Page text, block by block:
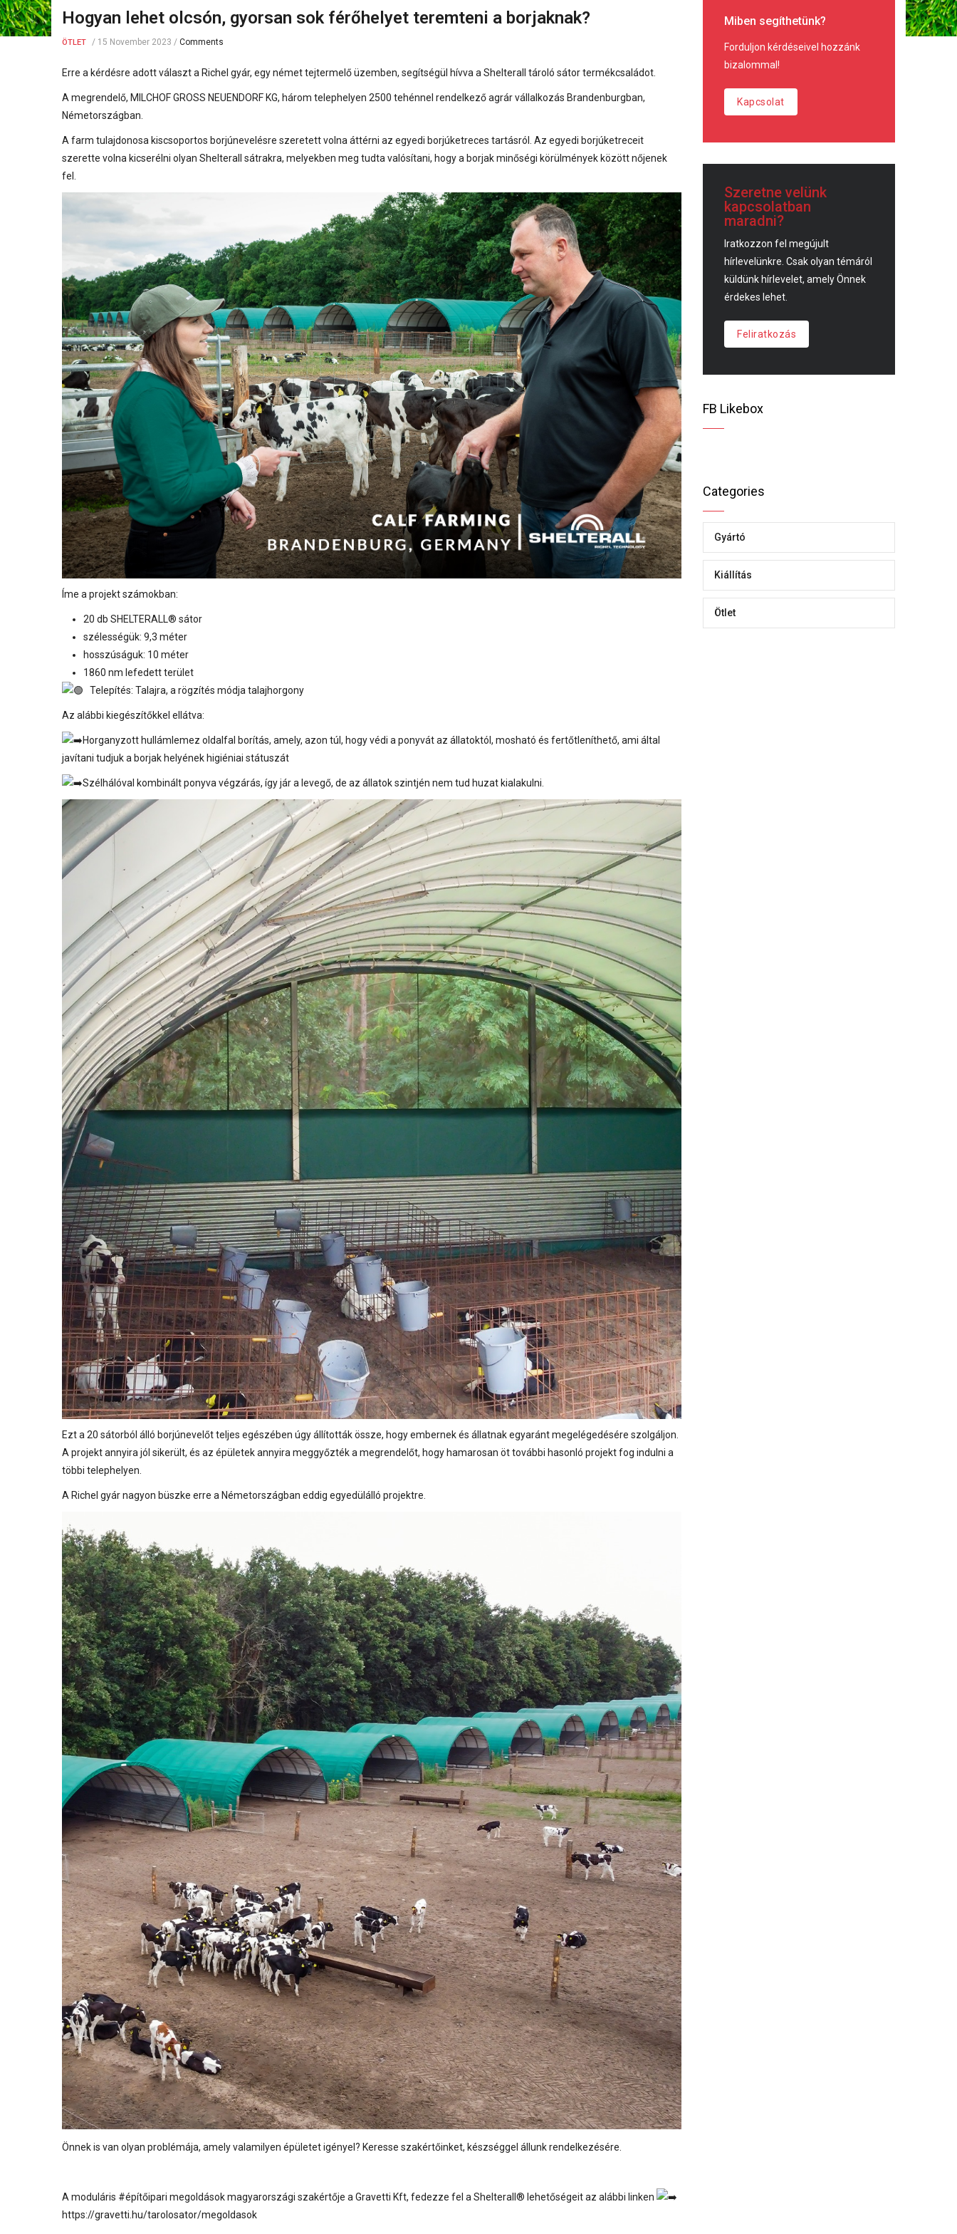
Hogyan lehet olcsón, gyorsan sok férőhelyet teremteni a borjaknak?
ÖTLET / 15 November 2023 / Comments
Erre a kérdésre adott választ a Richel gyár, egy német tejtermelő üzemben, segítségül hívva a Shelterall tároló sátor termékcsaládot.
A megrendelő, MILCHOF GROSS NEUENDORF KG, három telephelyen 2500 tehénnel rendelkező agrár vállalkozás Brandenburgban,
Németországban.
A farm tulajdonosa kiscsoportos borjúnevelésre szeretett volna áttérni az egyedi borjúketreces tartásról. Az egyedi borjúketreceit
szerette volna kicserélni olyan Shelterall sátrakra, melyekben meg tudta valósítani, hogy a borjak minőségi körülmények között nőjenek
fel.
Íme a projekt számokban:
20 db SHELTERALL® sátor
szélességük: 9,3 méter
hosszúságuk: 10 méter
1860 nm lefedett terület
Telepítés: Talajra, a rögzítés módja talajhorgony
Az alábbi kiegészítőkkel ellátva:
Horganyzott hullámlemez oldalfal borítás, amely, azon túl, hogy védi a ponyvát az állatoktól, mosható és fertőtleníthető, ami által
javítani tudjuk a borjak helyének higiéniai státuszát
Szélhálóval kombinált ponyva végzárás, így jár a levegő, de az állatok szintjén nem tud huzat kialakulni.
Ezt a 20 sátorból álló borjúnevelőt teljes egészében úgy állították össze, hogy embernek és állatnak egyaránt megelégedésére szolgáljon.
A projekt annyira jól sikerült, és az épületek annyira meggyőzték a megrendelőt, hogy hamarosan öt további hasonló projekt fog indulni a
többi telephelyen.
A Richel gyár nagyon büszke erre a Németországban eddig egyedülálló projektre.
Önnek is van olyan problémája, amely valamilyen épületet igényel? Keresse szakértőinket, készséggel állunk rendelkezésére.
A moduláris #építőipari megoldások magyarországi szakértője a Gravetti Kft, fedezze fel a Shelterall® lehetőségeit az alábbi linken
https://gravetti.hu/tarolosator/megoldasok
Miben segíthetünk?
Forduljon kérdéseivel hozzánk
bizalommal!
Kapcsolat
Szeretne velünk
kapcsolatban
maradni?
Iratkozzon fel megújult
hírlevelünkre. Csak olyan témáról
küldünk hírlevelet, amely Önnek
érdekes lehet.
Feliratkozás
FB Likebox
Categories
Gyártó
Kiállítás
Ötlet